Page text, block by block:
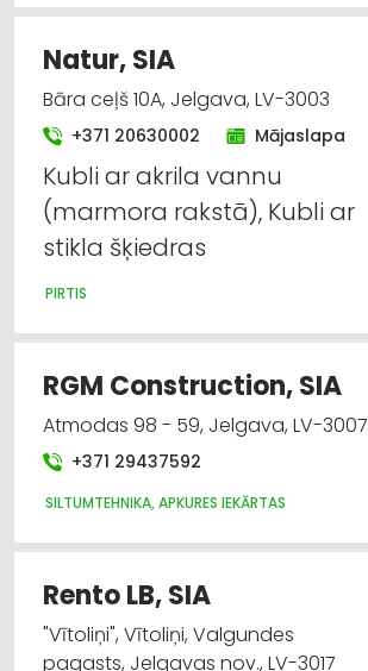
Natur, SIA
Bāra ceļš 10A, Jelgava, LV-3003
+371 20630002 Mājaslapa
Kubli ar akrila vannu
(marmora rakstā), Kubli ar
stikla šķiedras
PIRTIS
RGM Construction, SIA
Atmodas 98 - 59, Jelgava, LV-3007
+371 29437592
SILTUMTEHNIKA, APKURES IEKĀRTAS
Rento LB, SIA
"Vītoliņi", Vītoliņi, Valgundes
pagasts, Jelgavas nov., LV-3017